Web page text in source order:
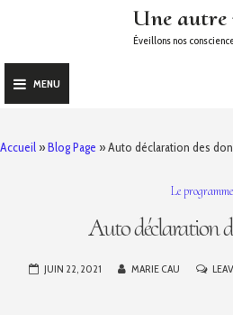
content
Une autre
Éveillons nos
MENU
Accueil »Blog Page »Auto déclaration des
Le programme
Auto déclaration
JUIN 22, 2021 MARIE CAU